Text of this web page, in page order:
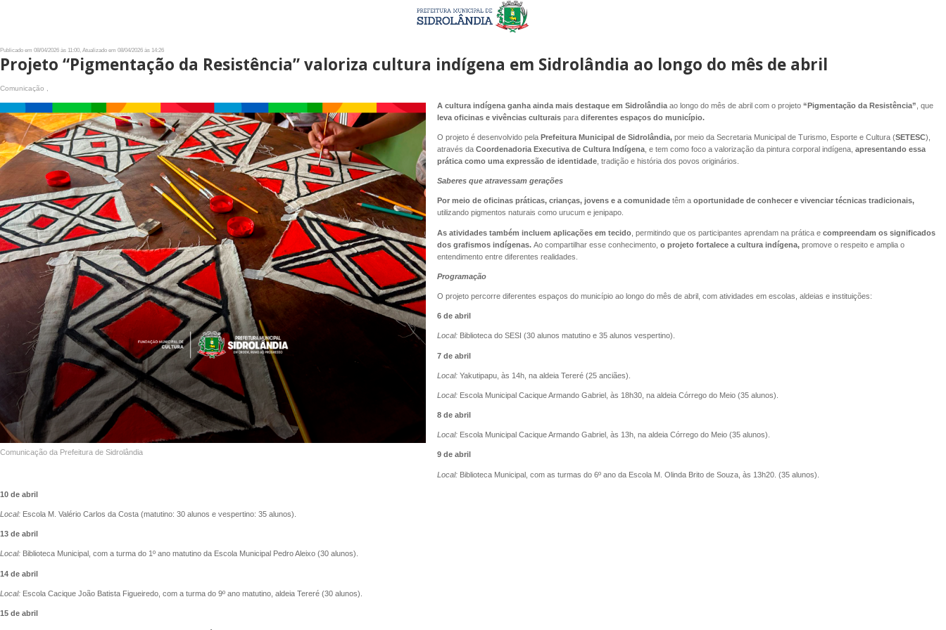
Publicado em 08/04/2026 às 11:00, Atualizado em 08/04/2026 às 14:26
Projeto “Pigmentação da Resistência” valoriza cultura indígena em Sidrolândia ao longo do mês de abril
Comunicação ,
Comunicação da Prefeitura de Sidrolândia
A cultura indígena ganha ainda mais destaque em Sidrolândia ao longo do mês de abril com o projeto“Pigmentação da Resistência” , que
leva oficinas e vivências culturais para diferentes espaços do município.
O projeto é desenvolvido pela Prefeitura Municipal de Sidrolândia,por meio da Secretaria Municipal de Turismo, Esporte e Cultura (SETESC),
através da Coordenadoria Executiva de Cultura Indígena, e tem como foco a valorização da pintura corporal indígena, apresentando essa
prática como uma expressão de identidade, tradição e história dos povos originários.
Saberes que atravessam gerações
Por meio de oficinas práticas, crianças, jovens e a comunidadetêm aoportunidade de conhecer e vivenciar técnicas tradicionais,
utilizando pigmentos naturais como urucum e jenipapo.
As atividades também incluem aplicações em tecido, permitindo que os participantes aprendam na prática e compreendam os significados
dos grafismos indígenas. Ao compartilhar esse conhecimento, o projeto fortalece a cultura indígena, promove o respeito e amplia o
entendimento entre diferentes realidades.
Programação
O projeto percorre diferentes espaços do município ao longo do mês de abril, com atividades em escolas, aldeias e instituições:
6 de abril
Local:Biblioteca do SESI (30 alunos matutino e 35 alunos vespertino).
7 de abril
Local:Yakutipapu, às 14h, na aldeia Tereré (25 anciães).
Local:Escola Municipal Cacique Armando Gabriel, às 18h30, na aldeia Córrego do Meio (35 alunos).
8 de abril
Local: Escola Municipal Cacique Armando Gabriel, às 13h, na aldeia Córrego do Meio (35 alunos).
9 de abril
Local: Biblioteca Municipal, com as turmas do 6º ano da Escola M. Olinda Brito de Souza, às 13h20. (35 alunos).
10 de abril
Local: Escola M. Valério Carlos da Costa (matutino: 30 alunos e vespertino: 35 alunos).
13 de abril
Local: Biblioteca Municipal, com a turma do 1º ano matutino da Escola Municipal Pedro Aleixo (30 alunos).
14 de abril
Local: Escola Cacique João Batista Figueiredo, com a turma do 9º ano matutino, aldeia Tereré (30 alunos).
15 de abril